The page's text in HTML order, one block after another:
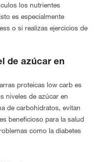
los nutrientes
es especialmente
o si realizas ejercicios de
de azúcar en
proteicas low carb es
niveles de azúcar en
de carbohidratos, evitan
beneficioso para la salud
como la diabetes